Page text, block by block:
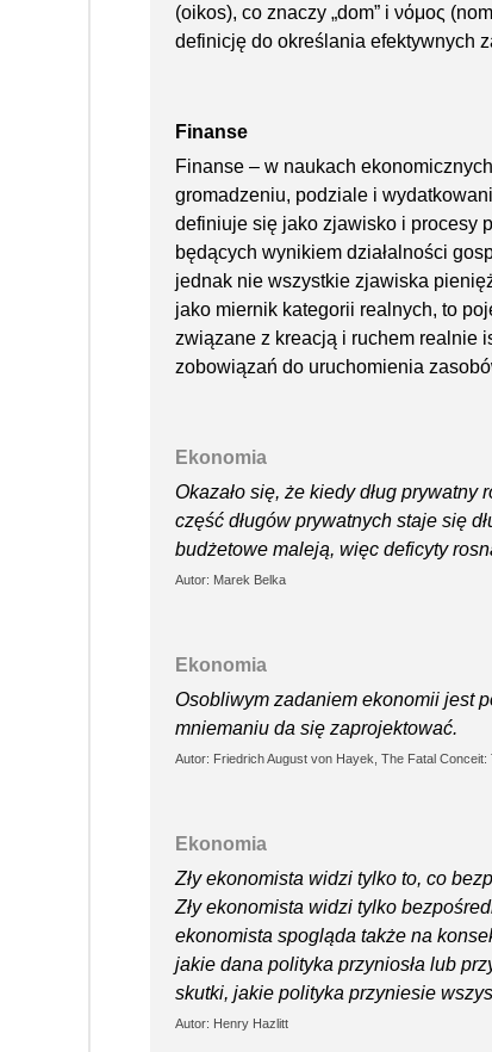
(oikos), co znaczy „dom” i νόμος
definicję do określania efektywnych
Finanse
Finanse – w naukach
gromadzeniu, podziale i
definiuje się jako zjawisko i procesy
będących wynikiem działalności
jednak nie wszystkie zjawiska
jako miernik kategorii realnych, to
związane z kreacją i ruchem realnie
zobowiązań do uruchomienia
Ekonomia
Okazało się, że kiedy dług
część długów prywatnych staje się
budżetowe maleją, więc deficyty
Autor: Marek Belka
Ekonomia
Osobliwym zadaniem ekonomii jest
mniemaniu da się zaprojektować.
Autor: Friedrich August von Hayek, The Fatal
Ekonomia
Zły ekonomista widzi tylko to, co
Zły ekonomista widzi tylko
ekonomista spogląda także na
jakie dana polityka przyniosła lub
skutki, jakie polityka przyniesie
Autor: Henry Hazlitt